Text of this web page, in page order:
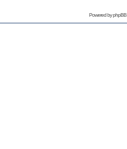
Powered byphpBB